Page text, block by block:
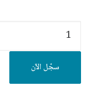
كمية
خارج
سجّل الآن